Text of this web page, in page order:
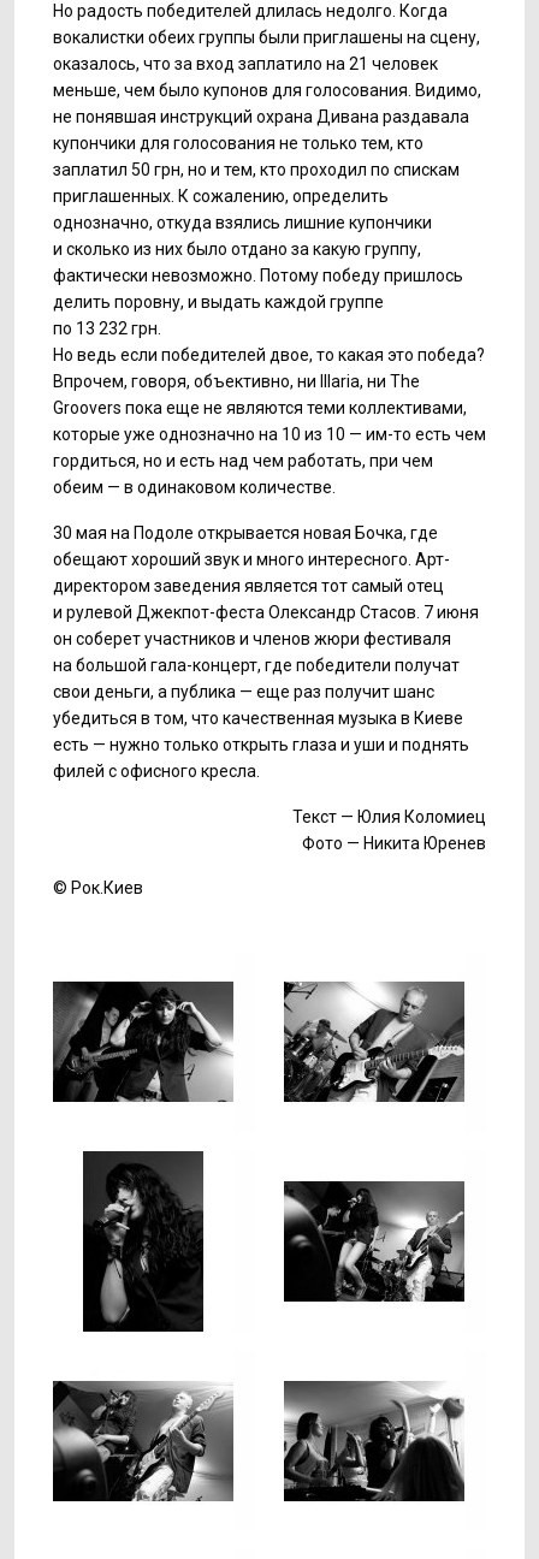
Но радость победителей длилась недолго. Когда
вокалистки обеих группы были приглашены на сцену,
оказалось, что за вход заплатило на 21 человек
меньше, чем было купонов для голосования. Видимо,
не понявшая инструкций охрана Дивана раздавала
купончики для голосования не только тем, кто
заплатил 50 грн, но и тем, кто проходил по спискам
приглашенных. К сожалению, определить
однозначно, откуда взялись лишние купончики
и сколько из них было отдано за какую группу,
фактически невозможно. Потому победу пришлось
делить поровну, и выдать каждой группе
по 13 232 грн.
Но ведь если победителей двое, то какая это победа?
Впрочем, говоря, объективно, ни Illaria, ни The
Groovers пока еще не являются теми коллективами,
которые уже однозначно на 10 из 10 — им-то есть чем
гордиться, но и есть над чем работать, при чем
обеим — в одинаковом количестве.
30 мая на Подоле открывается новая Бочка, где
обещают хороший звук и много интересного. Арт-
директором заведения является тот самый отец
и рулевой Джекпот-феста Олександр Стасов. 7 июня
он соберет участников и членов жюри фестиваля
на большой гала-концерт, где победители получат
свои деньги, а публика — еще раз получит шанс
убедиться в том, что качественная музыка в Киеве
есть — нужно только открыть глаза и уши и поднять
филей с офисного кресла.
Текст — Юлия Коломиец
Фото — Никита Юренев
© Рок.Киев